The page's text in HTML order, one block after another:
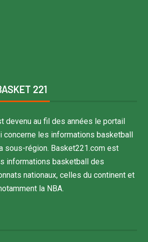
221
devenu au fil des années le portail
concerne les informations basketball
sous-région. Basket221.com est
informations basketball des
nationaux, celles du continent et
la NBA.